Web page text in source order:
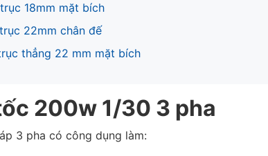
18mm mặt bích
22mm chân đế
thẳng 22 mm mặt bích
200w 1/30 3 pha
3 pha có công dụng làm: